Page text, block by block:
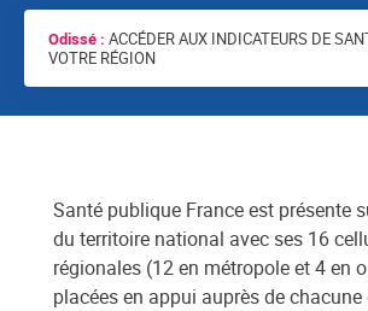
Odissé ACCÉDER AUX INDICATEURS DE
VOTRE RÉGION
Santé publique France est présente
du territoire national avec ses 16
régionales (12 en métropole et 4 en
placées en appui auprès de